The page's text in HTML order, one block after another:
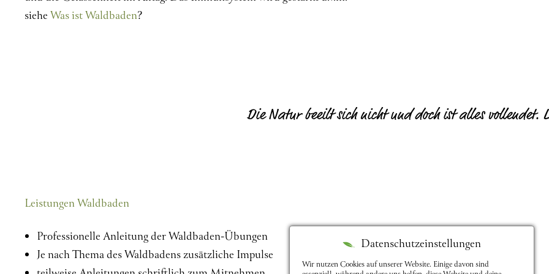
sieheWas ist Waldbaden?
Die Natur beeilt sich nicht und doch ist alles vollendet.
Leistungen Waldbaden
Professionelle Anleitung der Waldbaden-Übungen
Je nach Thema des Waldbadens zusätzliche Impulse
Datenschutzeinstellungen
Wir nutzen Cookies auf unserer Website. Einige davon sind